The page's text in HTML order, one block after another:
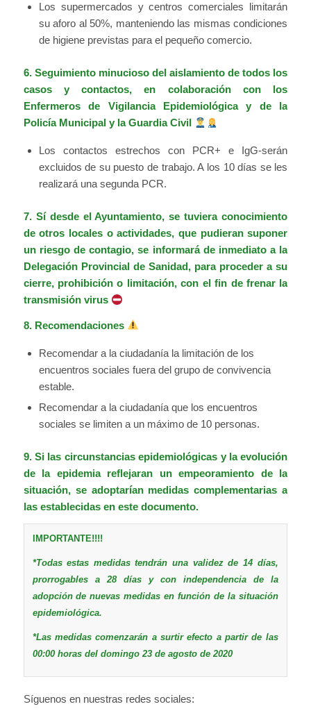
Los supermercados y centros comerciales limitarán
su aforo al 50%, manteniendo las mismas condiciones
de higiene previstas para el pequeño comercio.
6. Seguimiento minucioso del aislamiento de todos los
casos y contactos, en colaboración con los
Enfermeros de Vigilancia Epidemiológica y de la
Policía Municipal y la Guardia Civil
Los contactos estrechos con PCR+ e IgG-serán
excluidos de su puesto de trabajo. A los 10 días se les
realizará una segunda PCR.
7. Sí desde el Ayuntamiento, se tuviera conocimiento
de otros locales o actividades, que pudieran suponer
un riesgo de contagio, se informará de inmediato a la
Delegación Provincial de Sanidad, para proceder a su
cierre, prohibición o limitación, con el fin de frenar la
transmisión virus
8. Recomendaciones
Recomendar a la ciudadanía la limitación de los
encuentros sociales fuera del grupo de convivencia
estable.
Recomendar a la ciudadanía que los encuentros
sociales se limiten a un máximo de 10 personas.
9. Si las circunstancias epidemiológicas y la evolución
de la epidemia reflejaran un empeoramiento de la
situación, se adoptarían medidas complementarias a
las establecidas en este documento.
IMPORTANTE!!!!
*Todas estas medidas tendrán una validez de 14 días,
prorrogables a 28 días y con independencia de la
adopción de nuevas medidas en función de la situación
epidemiológica.
*Las medidas comenzarán a surtir efecto a partir de las
00:00 horas del domingo 23 de agosto de 2020
Síguenos en nuestras redes sociales: